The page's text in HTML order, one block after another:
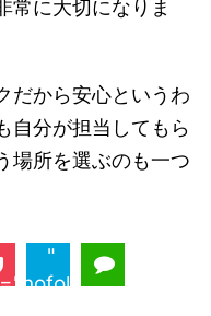
常に大切になりま
だから安心というわ
自分が担当してもら
場所を選ぶのも一つ
"